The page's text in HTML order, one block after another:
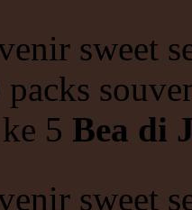
sweet
packs
5 Bea di
sweet